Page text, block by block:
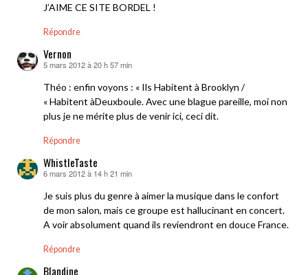
J’AIME CE SITE BORDEL !
Répondre
Vernon
dit :
5 mars 2012 à 20 h 57 min
Théo : enfin voyons : « Ils Habitent à Brooklyn /
« Habitent àDeuxboule. Avec une blague pareille, moi non
plus je ne mérite plus de venir ici, ceci dit.
Répondre
WhistleTaste
dit :
6 mars 2012 à 14 h 21 min
Je suis plus du genre à aimer la musique dans le confort
de mon salon, mais ce groupe est hallucinant en concert.
A voir absolument quand ils reviendront en douce France.
Répondre
Blandine